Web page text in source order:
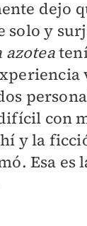
dejo
solo y
azotea
con
y la
Esa es